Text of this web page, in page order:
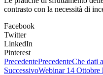
contrasto con la necessità di
Facebook
Twitter
LinkedIn
Pinterest
PrecedentePrecedenteChe dati
SuccessivoWebinar 14 Ottobre